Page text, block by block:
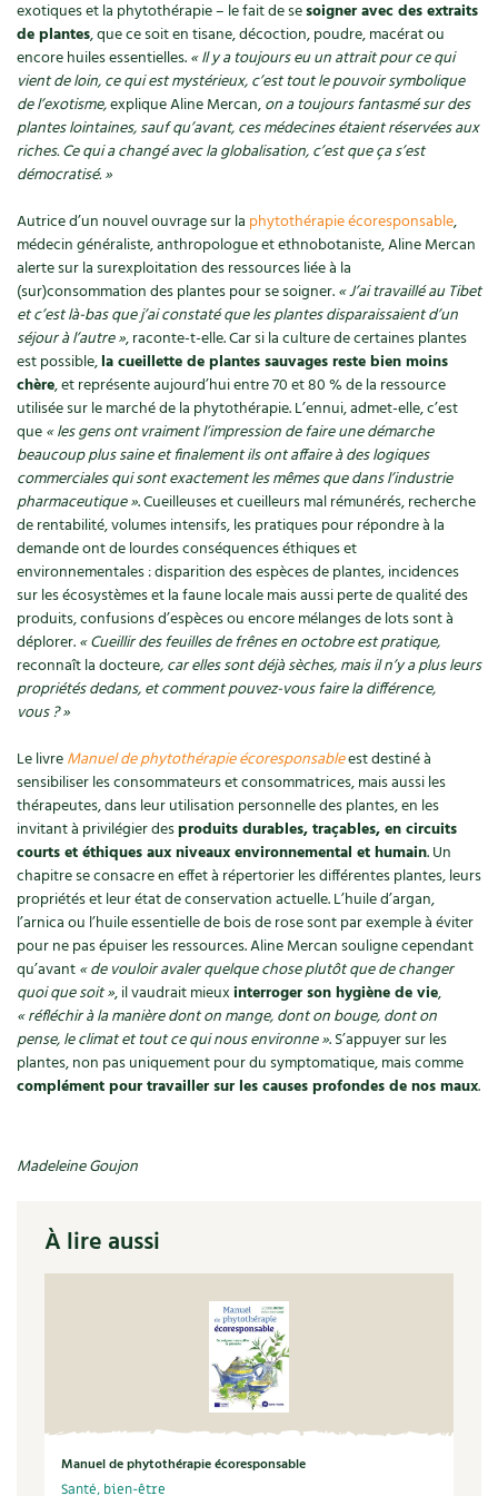
Cuisine saine
Manger bio
Cures, régimes
Techniques, conservation, organisation
Agenda, calendrier
NOUVEAUTÉS
Feuilleter le catalogue
Le magazine Les 4 saisons
Stages
Cartes cadeau
Séjourner en Trièves
Nous contacter
Bricolages au jardin
Outils et ustensiles du jardin
Biodiversité
Ravageurs et maladies au jardin
Petit élevage
Cuisine saine
Alimentation et nutrition
Recettes de printemps
Recettes par type de plat
Recettes sans gluten
Recettes végétariennes et vegan
Habitat écologique
Conception et gros oeuvre
Matériaux écologiques
Gestion de l’eau
Entretien de la maison
Décoration et petit bricolage
Santé et bien-être
Les plantes et leurs vertus
Soins et cosmétiques au naturel
Vivre l’écologie
Actions pour la planète
Archives
Les chroniques de Marie
Forums
Jardin bio
Habitat écologique
Cuisine saine
Soins naturels
Société et alternatives
Les 4 saisons& vous
Questions à la rédaction
Entre abonné·es
Trucs & astuces
Expés
Trocs & petites annonces
Appels à témoignage
Liste des pépiniéristes
Mieux consommer
exotiques et la phytothérapie – le fait de sesoigner avec des extraits
de plantes, que ce soit en tisane, décoction, poudre, macérat ou
encore huiles essentielles.« Il y a toujours eu un attrait pour ce qui
vient de loin, ce qui est mystérieux, c’est tout le pouvoir symbolique
de l’exotisme,explique Aline Mercan,on a toujours fantasmé sur des
plantes lointaines, sauf qu’avant, ces médecines étaient réservées aux
riches. Ce qui a changé avec la globalisation, c’est que ça s’est
démocratisé. »
Autrice d’un nouvel ouvrage sur la phytothérapie écoresponsable,
médecin généraliste, anthropologue et ethnobotaniste, Aline Mercan
alerte sur la surexploitation des ressources liée à la
(sur)consommation des plantes pour se soigner.« J’ai travaillé au Tibet
et c’est là-bas que j’ai constaté que les plantes disparaissaient d’un
séjour à l’autre », raconte-t-elle. Car si la culture de certaines plantes
est possible,la cueillette de plantes sauvages reste bien moins
chère, et représente aujourd’hui entre 70 et 80 % de la ressource
utilisée sur le marché de la phytothérapie. L’ennui, admet-elle, c’est
que« les gens ont vraiment l’impression de faire une démarche
beaucoup plus saine et finalement ils ont affaire à des logiques
commerciales qui sont exactement les mêmes que dans l’industrie
pharmaceutique ». Cueilleuses et cueilleurs mal rémunérés, recherche
de rentabilité, volumes intensifs, les pratiques pour répondre à la
demande ont de lourdes conséquences éthiques et
environnementales : disparition des espèces de plantes, incidences
sur les écosystèmes et la faune locale mais aussi perte de qualité des
produits, confusions d’espèces ou encore mélanges de lots sont à
déplorer.« Cueillir des feuilles de frênes en octobre est pratique,
reconnaît la docteure, car elles sont déjà sèches, mais il n’y a plus leurs
propriétés dedans, et comment pouvez-vous faire la différence,
vous ? »
Le livreManuel de phytothérapie écoresponsableest destiné à
sensibiliser les consommateurs et consommatrices, mais aussi les
thérapeutes, dans leur utilisation personnelle des plantes, en les
invitant à privilégier desproduits durables, traçables, en circuits
courts et éthiques aux niveaux environnemental et humain. Un
chapitre se consacre en effet à répertorier les différentes plantes, leurs
propriétés et leur état de conservation actuelle. L’huile d’argan,
l’arnica ou l’huile essentielle de bois de rose sont par exemple à éviter
pour ne pas épuiser les ressources. Aline Mercan souligne cependant
qu’avant« de vouloir avaler quelque chose plutôt que de changer
quoi que soit », il vaudrait mieuxinterroger son hygiène de vie,
« réfléchir à la manière dont on mange, dont on bouge, dont on
pense, le climat et tout ce qui nous environne ». S’appuyer sur les
plantes, non pas uniquement pour du symptomatique, mais comme
complément pour travailler sur les causes profondes de nos maux.
Madeleine Goujon
À lire aussi
Manuel de phytothérapie écoresponsable
Santé, bien-être